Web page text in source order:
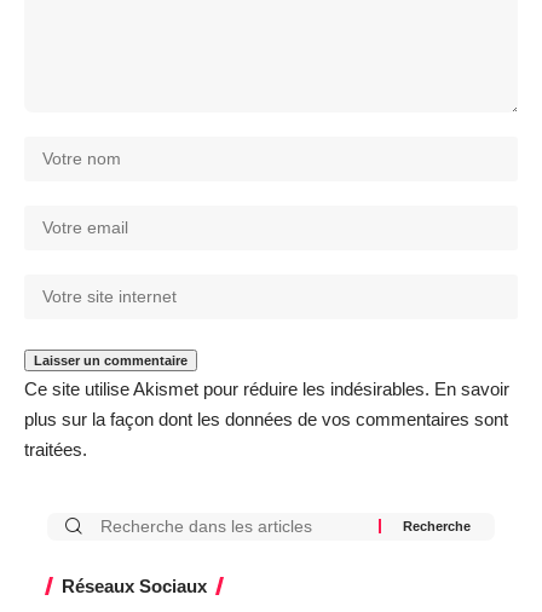
Ce site utilise Akismet pour réduire les indésirables. En savoir
plus sur la façon dont les données de vos commentaires sont
traitées.
Réseaux Sociaux